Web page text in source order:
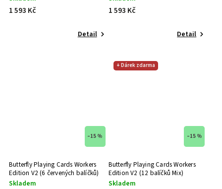
Thirdway Industries
United States Playing Card Company 0
1 593 Kč
Detail
1 593 Kč
Detail
–15 %
Butterfly Playing Cards Workers
Edition V2 (6 červených balíčků)
Skladem
+ Dárek zdarma
–15 %
Butterfly Playing Cards Workers
Edition V2 (12 balíčků Mix)
Skladem